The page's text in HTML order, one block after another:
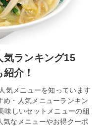
気ランキング15
介！
気メニューを知っています
・人気メニューランキン
味しいセットメニューの組
なメニューやお得クーポ